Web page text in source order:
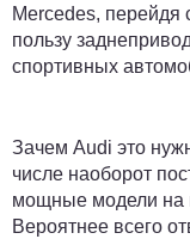
Mercedes, перейдя
пользу
спортивных
Зачем Audi это
числе наоборот
мощные модели на
Вероятнее всего